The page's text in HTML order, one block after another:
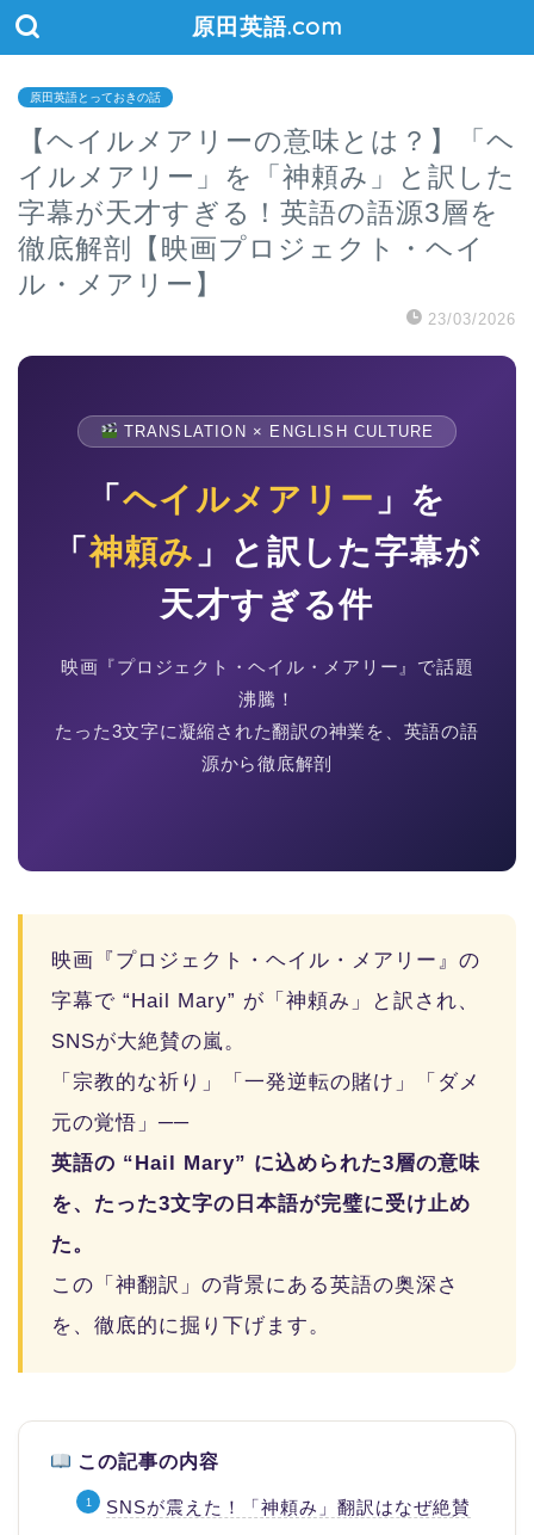
原田英語.com
原田英語とっておきの話
【ヘイルメアリーの意味とは？】「ヘ
イルメアリー」を「神頼み」と訳した
字幕が天才すぎる！英語の語源3層を
徹底解剖【映画プロジェクト・ヘイ
ル・メアリー】
23/03/2026
TRANSLATION × ENGLISH CULTURE
「 ヘイルメアリー 」を
「神頼み 」と訳した字幕が
天才すぎる件
映画『プロジェクト・ヘイル・メアリー』で話題
沸騰！
たった3文字に凝縮された翻訳の神業を、英語の語
源から徹底解剖
映画『プロジェクト・ヘイル・メアリー』の
字幕で “Hail Mary” が「神頼み」と訳され、
SNSが大絶賛の嵐。
「宗教的な祈り」「一発逆転の賭け」「ダメ
元の覚悟」──
英語の “Hail Mary” に込められた3層の意味
を、たった3文字の日本語が完璧に受け止め
た。
この「神翻訳」の背景にある英語の奥深さ
を、徹底的に掘り下げます。
この記事の内容
SNSが震えた！「神頼み」翻訳はなぜ絶賛